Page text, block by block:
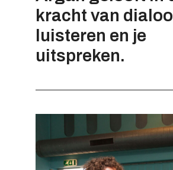
kracht van
luisteren en je
uitspreken.